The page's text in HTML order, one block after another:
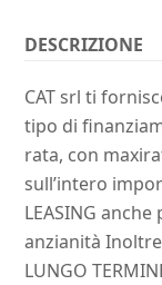
DESCRIZIONE
CAT srl ti
tipo di
rata, con
sull’intero
LEASING anche
anzianità
LUNGO